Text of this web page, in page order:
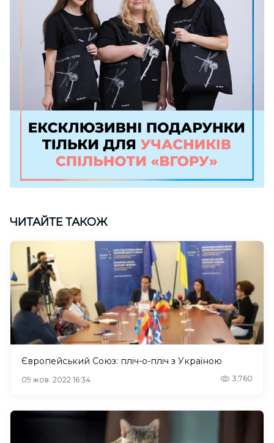
ЧИТАЙТЕ ТАКОЖ
Європейський Союз: пліч-о-пліч з Україною
09 жов. 2022 16:34 3,760